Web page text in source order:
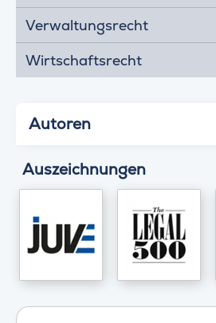
Verwaltungsrecht
Wirtschaftsrecht
Autoren
Auszeichnungen